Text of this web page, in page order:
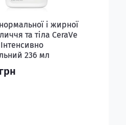
і жирної
та тіла CeraVe
236 мл